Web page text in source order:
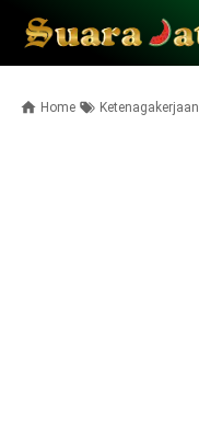
Home Ketenagakerjaan